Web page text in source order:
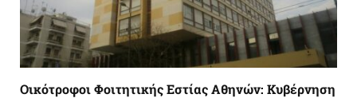
Οικότροφοι Φοιτητικής Εστίας Αθηνών: Κυβέρνηση